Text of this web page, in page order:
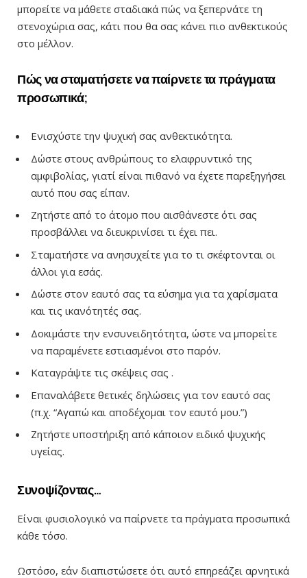
μπορείτε να μάθετε σταδιακά πώς να ξεπερνάτε τη
στενοχώρια σας, κάτι που θα σας κάνει πιο ανθεκτικούς
στο μέλλον.
Πώς να σταματήσετε να παίρνετε τα πράγματα
προσωπικά;
Ενισχύστε την ψυχική σας ανθεκτικότητα.
Δώστε στους ανθρώπους το ελαφρυντικό της
αμφιβολίας, γιατί είναι πιθανό να έχετε παρεξηγήσει
αυτό που σας είπαν.
Ζητήστε από το άτομο που αισθάνεστε ότι σας
προσβάλλει να διευκρινίσει τι έχει πει.
Σταματήστε να ανησυχείτε για το τι σκέφτονται οι
άλλοι για εσάς.
Δώστε στον εαυτό σας τα εύσημα για τα χαρίσματα
και τις ικανότητές σας.
Δοκιμάστε την ενσυνειδητότητα, ώστε να μπορείτε
να παραμένετε εστιασμένοι στο παρόν.
Καταγράψτε τις σκέψεις σας .
Επαναλάβετε θετικές δηλώσεις για τον εαυτό σας
(π.χ. “Αγαπώ και αποδέχομαι τον εαυτό μου.”)
Ζητήστε υποστήριξη από κάποιον ειδικό ψυχικής
υγείας.
Συνοψίζοντας…
Είναι φυσιολογικό να παίρνετε τα πράγματα προσωπικά
κάθε τόσο.
Ωστόσο, εάν διαπιστώσετε ότι αυτό επηρεάζει αρνητικά